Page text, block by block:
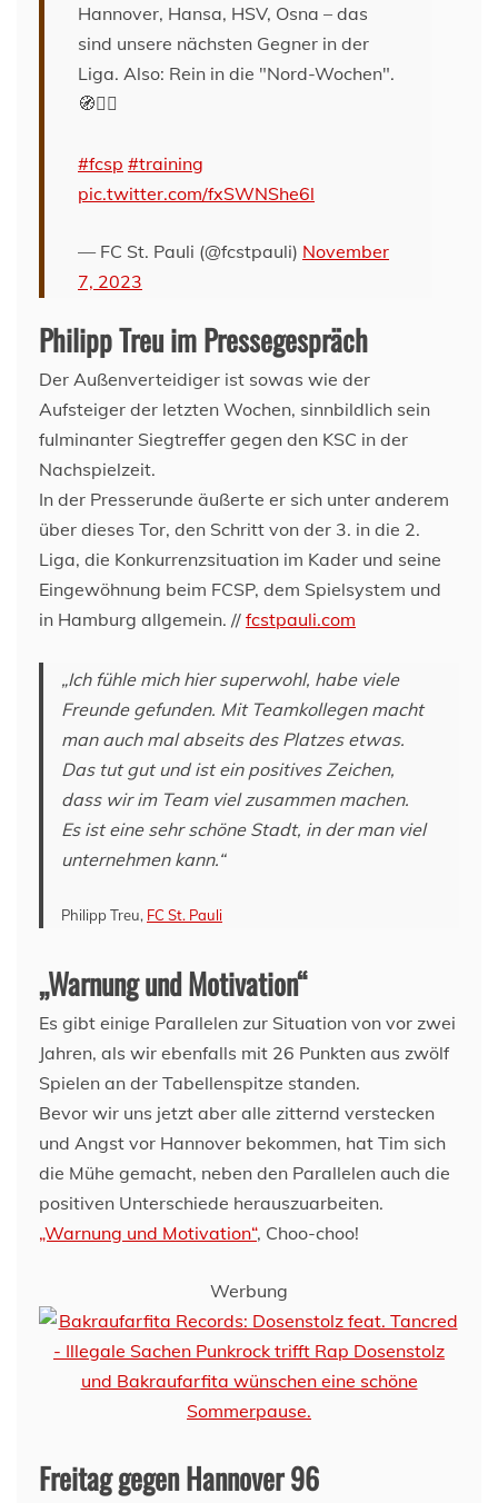
Hannover, Hansa, HSV, Osna – das
sind unsere nächsten Gegner in der
Liga. Also: Rein in die "Nord-Wochen".
🧭🏴‍☠️
#fcsp #training
pic.twitter.com/fxSWNShe6l
— FC St. Pauli (@fcstpauli) November
7, 2023
Philipp Treu im Pressegespräch
Der Außenverteidiger ist sowas wie der
Aufsteiger der letzten Wochen, sinnbildlich sein
fulminanter Siegtreffer gegen den KSC in der
Nachspielzeit.
In der Presserunde äußerte er sich unter anderem
über dieses Tor, den Schritt von der 3. in die 2.
Liga, die Konkurrenzsituation im Kader und seine
Eingewöhnung beim FCSP, dem Spielsystem und
in Hamburg allgemein. // fcstpauli.com
„Ich fühle mich hier superwohl, habe viele
Freunde gefunden. Mit Teamkollegen macht
man auch mal abseits des Platzes etwas.
Das tut gut und ist ein positives Zeichen,
dass wir im Team viel zusammen machen.
Es ist eine sehr schöne Stadt, in der man viel
unternehmen kann.“
Philipp Treu, FC St. Pauli
„Warnung und Motivation“
Es gibt einige Parallelen zur Situation von vor zwei
Jahren, als wir ebenfalls mit 26 Punkten aus zwölf
Spielen an der Tabellenspitze standen.
Bevor wir uns jetzt aber alle zitternd verstecken
und Angst vor Hannover bekommen, hat Tim sich
die Mühe gemacht, neben den Parallelen auch die
positiven Unterschiede herauszuarbeiten.
„Warnung und Motivation“, Choo-choo!
Werbung
Freitag gegen Hannover 96